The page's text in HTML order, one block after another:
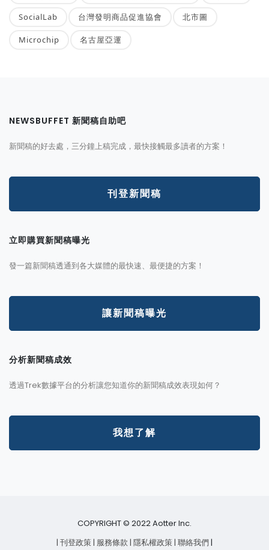
SocialLab 台灣發明商品促進協會 北市圖
Microchip 名古屋亞運
NEWSBUFFET 新聞稿自助吧
新聞稿的好去處，三分鐘上稿完成，最快接觸最多讀者的方案！
刊登新聞稿
立即購買新聞稿曝光
發一篇新聞稿透通到各大媒體的最快速、最便捷的方案！
讓新聞稿曝光
分析新聞稿成效
透過Trek數據平台的分析讓您知道你的新聞稿成效表現如何？
我想了解
COPYRIGHT © 2022 Aotter Inc.
| 刊登政策| 服務條款| 隱私權政策| 聯絡我們 |